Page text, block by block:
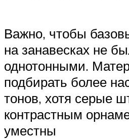
Важно, чтобы
на занавесках не
однотонными.
подбирать более
тонов, хотя серые
контрастным
уместны